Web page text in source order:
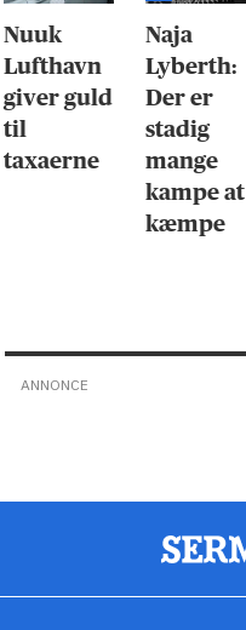
Nuuk
Lufthavn
giver guld
til
taxaerne
Naja
Lyberth:
Der er
stadig
mange
kampe at
kæmpe
ANNONCE